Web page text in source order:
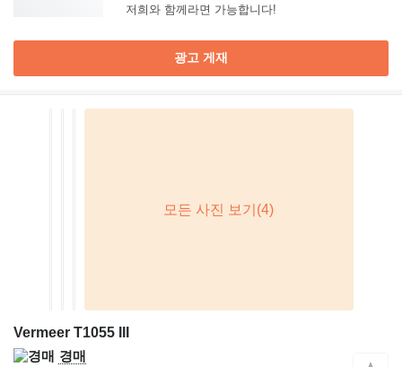
저희와 함께라면 가능합니다!
광고 게재
Vermeer T1055 III
경매